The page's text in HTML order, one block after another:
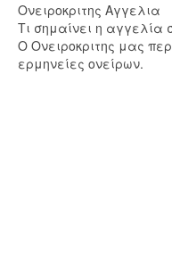
Ονειροκριτης Αγγελια
Τι σημαίνει η αγγελία
Ο Ονειροκριτης μας
ερμηνείες ονείρων.